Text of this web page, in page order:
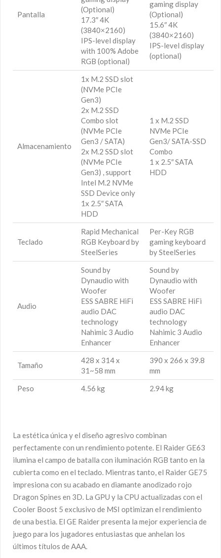
Pantalla
(Optional)
17.3″ 4K
(3840×2160)
IPS-level display
with 100% Adobe
RGB (optional)
gaming display
(Optional)
15.6″ 4K
(3840×2160)
IPS-level display
(optional)
Almacenamiento
1x M.2 SSD slot
(NVMe PCIe
Gen3)
2x M.2 SSD
Combo slot
(NVMe PCIe
Gen3 / SATA)
2x M.2 SSD slot
(NVMe PCIe
Gen3) , support
Intel M.2 NVMe
SSD Device only
1x 2.5″ SATA
HDD
1 x M.2 SSD
NVMe PCIe
Gen3/ SATA-SSD
Combo
1 x 2.5″ SATA
HDD
Teclado
Rapid Mechanical
RGB Keyboard by
SteelSeries
Per-Key RGB
gaming keyboard
by SteelSeries
Audio
Sound by
Dynaudio with
Woofer
ESS SABRE HiFi
audio DAC
technology
Nahimic 3 Audio
Enhancer
Sound by
Dynaudio with
Woofer
ESS SABRE HiFi
audio DAC
technology
Nahimic 3 Audio
Enhancer
Tamaño
428 x 314 x
31~58 mm
390 x 266 x 39.8
mm
Peso
4.56 kg 2.94 kg
La estética única y el diseño agresivo combinan
perfectamente con un rendimiento potente. El Raider GE63
ilumina el campo de batalla con iluminación RGB tanto en la
cubierta como en el teclado. Mientras tanto, el Raider GE75
impresiona con su acabado en diamante anodizado rojo
Dragon Spines en 3D. La GPU y la CPU actualizadas con el
Cooler Boost 5 exclusivo de MSI optimizan el rendimiento
de una bestia. El GE Raider presenta la mejor experiencia de
juego para los jugadores entusiastas que anhelan los
últimos títulos de AAA.